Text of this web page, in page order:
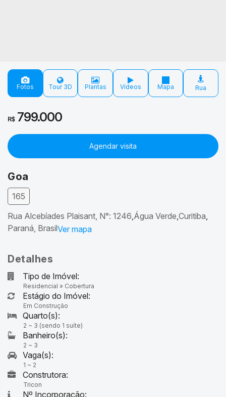
Fotos Plantas Vídeos Mapa
R$799.000
Agendar visita
Goa
165
Rua Alcebíades Plaisant, N°: 1246 Água Verde Curitiba
Paraná, Brasil
Detalhes
Tipo de Imóvel:
Residencial » Cobertura
Estágio do Imóvel:
Em Construção
2 ~ 3 (sendo 1 suíte)
2 ~ 3
1 ~ 2
Construtora:
Tricon
Nº Incorporação: